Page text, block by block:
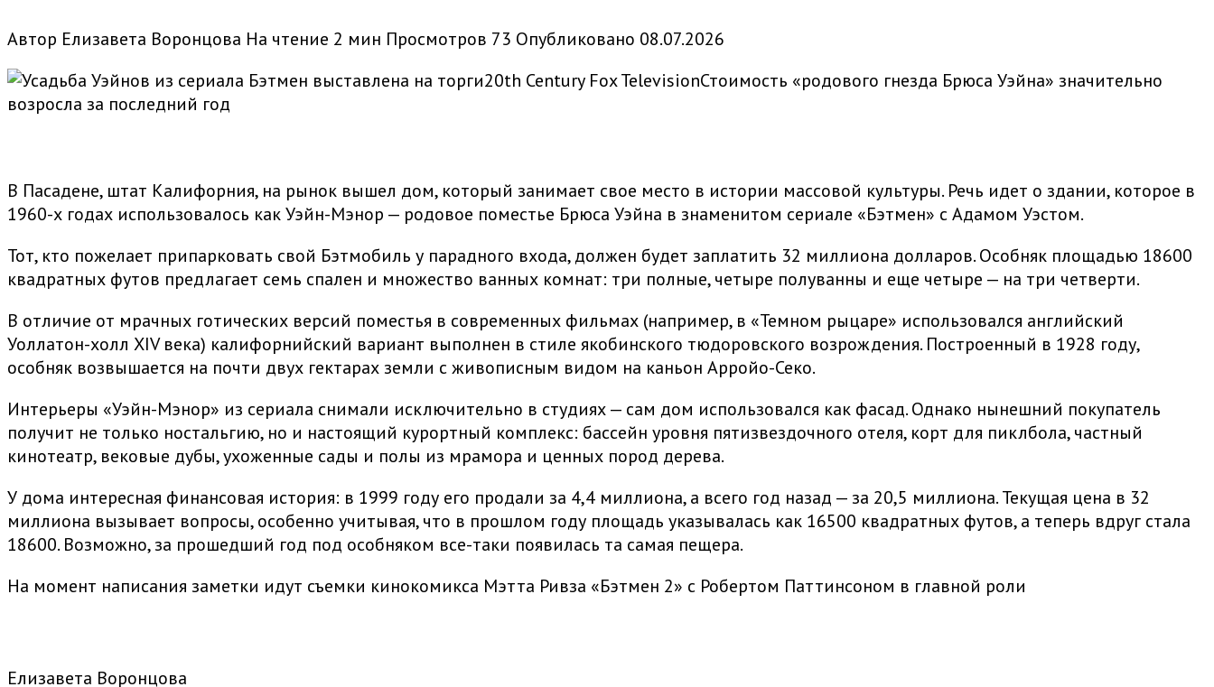
Автор Елизавета Воронцова На чтение 2 мин Просмотров 73 Опубликовано 08.07.2026
20th Century Fox TelevisionСтоимость «родового гнезда Брюса Уэйна» значительно
возросла за последний год
В Пасадене, штат Калифорния, на рынок вышел дом, который занимает свое место в истории массовой культуры. Речь идет о здании, которое в
1960-х годах использовалось как Уэйн-Мэнор — родовое поместье Брюса Уэйна в знаменитом сериале «Бэтмен» с Адамом Уэстом.
Тот, кто пожелает припарковать свой Бэтмобиль у парадного входа, должен будет заплатить 32 миллиона долларов. Особняк площадью 18600
квадратных футов предлагает семь спален и множество ванных комнат: три полные, четыре полуванны и еще четыре — на три четверти.
В отличие от мрачных готических версий поместья в современных фильмах (например, в «Темном рыцаре» использовался английский
Уоллатон-холл XIV века) калифорнийский вариант выполнен в стиле якобинского тюдоровского возрождения. Построенный в 1928 году,
особняк возвышается на почти двух гектарах земли с живописным видом на каньон Арройо-Секо.
Интерьеры «Уэйн-Мэнор» из сериала снимали исключительно в студиях — сам дом использовался как фасад. Однако нынешний покупатель
получит не только ностальгию, но и настоящий курортный комплекс: бассейн уровня пятизвездочного отеля, корт для пиклбола, частный
кинотеатр, вековые дубы, ухоженные сады и полы из мрамора и ценных пород дерева.
У дома интересная финансовая история: в 1999 году его продали за 4,4 миллиона, а всего год назад — за 20,5 миллиона. Текущая цена в 32
миллиона вызывает вопросы, особенно учитывая, что в прошлом году площадь указывалась как 16500 квадратных футов, а теперь вдруг стала
18600. Возможно, за прошедший год под особняком все-таки появилась та самая пещера.
На момент написания заметки идут съемки кинокомикса Мэтта Ривза «Бэтмен 2» с Робертом Паттинсоном в главной роли
Елизавета Воронцова